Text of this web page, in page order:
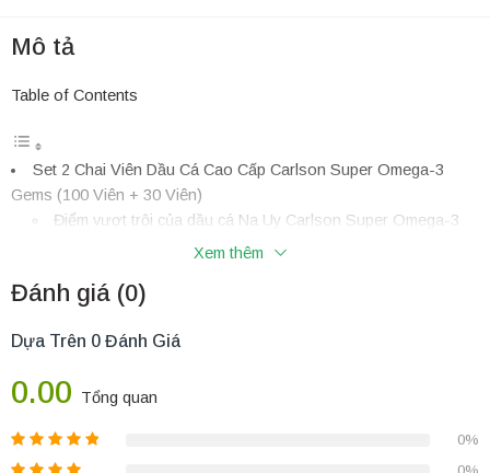
Mô tả
Table of Contents
Set 2 Chai Viên Dầu Cá Cao Cấp Carlson Super Omega-3
Gems (100 Viên + 30 Viên)
Điểm vượt trội của dầu cá Na Uy Carlson Super Omega-3
Công dụng vượt trội
Đối tượng sử dụng
NÊN MUA SET DẦU CÁ CARLSON SUPER OMEGA-3 GEMS
Set 2 Chai Viên Dầu Cá Cao Cấp Carlson Super Omega-3
Xem thêm
Đánh giá (0)
Dựa Trên 0 Đánh Giá
0.00 Tổng quan
0%